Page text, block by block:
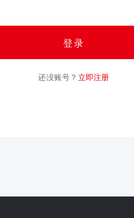
登录
还没账号？ 立即注册